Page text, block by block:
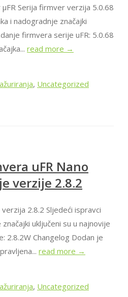
Serija firmver verzija 5.0.68
i nadogradnje značajki
firmvera serije uFR: 5.0.68
read more →
, Uncategorized
uFR Nano
verzije 2.8.2
2.8.2 Sljedeći ispravci
uključeni su u najnovije
2.8.2W Changelog Dodan je
read more →
, Uncategorized